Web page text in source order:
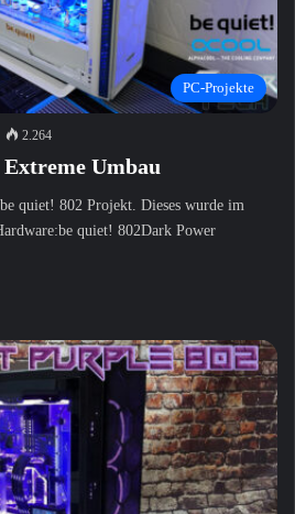
PC-Projekte
2.264
Umbau
quiet! 802 Projekt. Dieses wurde im
quiet! 802Dark Power